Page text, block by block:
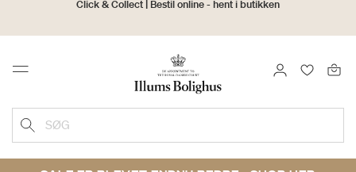
30 dages returret
Menu LOG IND
SØG